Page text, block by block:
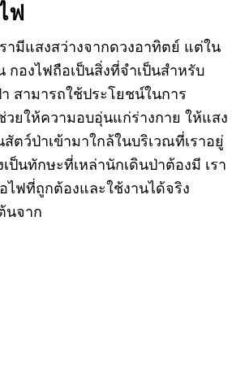
ฟ
ามีแสงสว่างจากดวงอาทิตย์ แต่ใน
กองไฟถือเป็นสิ่งที่จำเป็นสำหรับ
สามารถใช้ประโยชน์ในการ
วยให้ความอบอุ่นแก่ร่างกาย ให้แสง
ตว์ป่าเข้ามาใกล้ในบริเวณที่เราอยู่
ป็นทักษะที่เหล่านักเดินป่าต้องมี เรา
ไฟที่ถูกต้องและใช้งานได้จริง
นจาก